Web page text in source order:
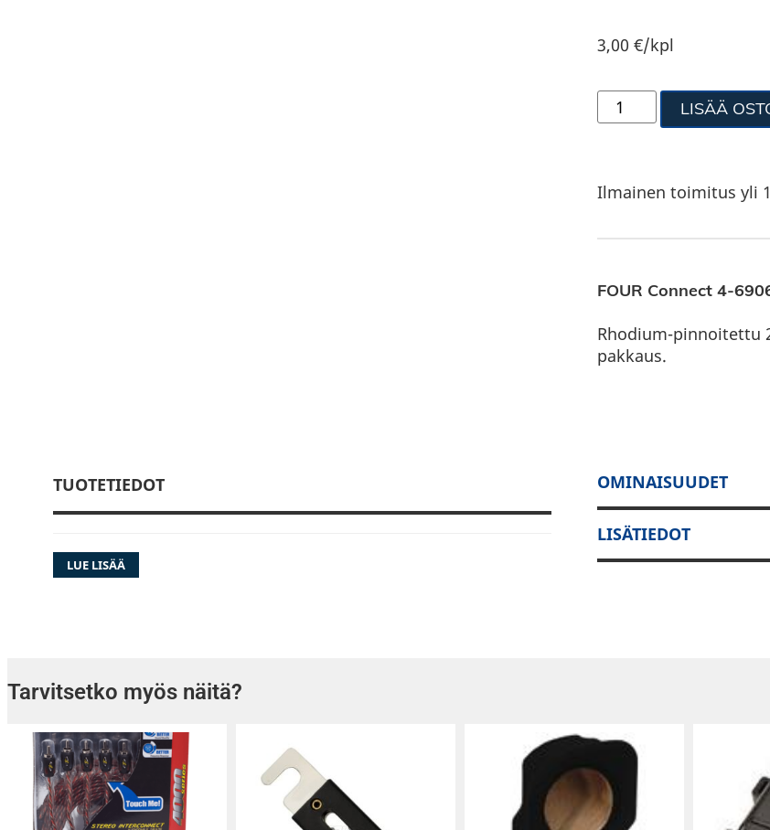
3,00 €/kpl
LISÄÄ
Ilmainen toimitus yli
FOUR Connect 4-
Rhodium-pinnoitettu
pakkaus.
TUOTETIEDOT
LUE LISÄÄ
OMINAISUUDET
LISÄTIEDOT
Tarvitsetko myös näitä?